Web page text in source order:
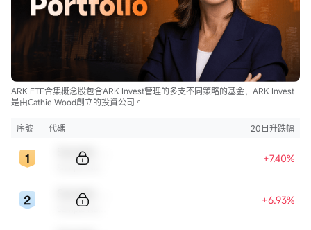
ARK ETF合集概念股包含ARK Invest管理的多支不同策略的基金，ARK Invest
是由Cathie Wood創立的投資公司。
序號 代碼 20日升跌幅
+7.40%
+6.93%